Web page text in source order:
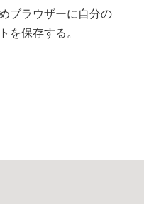
ブラウザーに自分の
を保存する。